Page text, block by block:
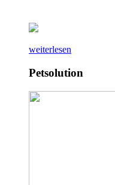
weiterlesen
Petsolution